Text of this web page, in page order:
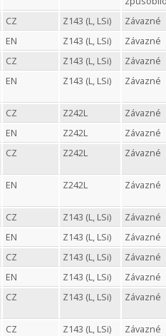
CZ Z143 (L, LSi)
Závazné
EN Z143 (L, LSi)
Závazné
CZ Z143 (L, LSi)
Závazné
EN Z143 (L, LSi) Závazné
CZ Z242L
Závazné
EN Z242L
Závazné
CZ Z242L Závazné
EN Z242L Závazné
CZ Z143 (L, LSi)
Závazné
EN Z143 (L, LSi)
Závazné
CZ Z143 (L, LSi)
Závazné
EN Z143 (L, LSi)
Závazné
CZ Z143 (L, LSi) Závazné
CZ Z143 (L, LSi) Závazné